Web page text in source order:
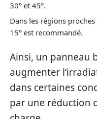
30° et 45°.
Dans les régions proches
15° est recommandé.
Ainsi, un panneau
augmenter
dans certaines
par une réduction